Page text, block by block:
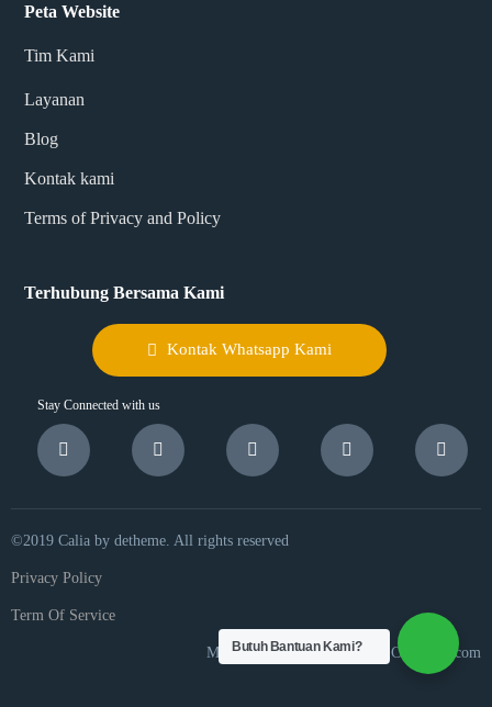
Peta Website
Tim Kami
Layanan
Blog
Kontak kami
Terms of Privacy and Policy
Terhubung Bersama Kami
Kontak Whatsapp Kami
Stay Connected with us
©2019 Calia by detheme. All rights reserved
Privacy Policy
Term Of Service
Made in Surabaya, Indonesia Cuanking.com
Butuh Bantuan Kami?